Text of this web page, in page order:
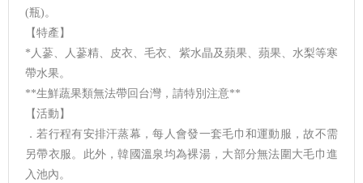
(瓶)。
【特產】
*人蔘、人蔘精、皮衣、毛衣、紫水晶及蘋果、蘋果、水梨等寒
帶水果。
**生鮮蔬果類無法帶回台灣，請特別注意**
【活動】
．若行程有安排汗蒸幕，每人會發一套毛巾和運動服，故不需
另帶衣服。此外，韓國溫泉均為裸湯，大部分無法圍大毛巾進
入池內。